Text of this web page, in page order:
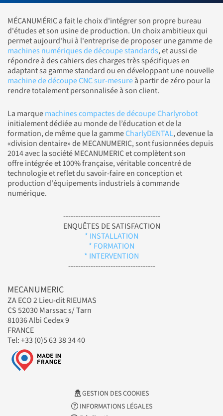
MÉCANUMÉRIC a fait le choix d'intégrer son propre bureau
d'études et son usine de production. Un choix ambitieux qui
permet aujourd'hui à l'entreprise de proposer une gamme de
machines numériques de découpe standards, et aussi de
répondre à des cahiers des charges très spécifiques en
adaptant sa gamme standard ou en développant une nouvelle
machine de découpe CNC sur-mesureà partir de zéro pour la
rendre totalement personnalisée à son client.
La marquemachines compactes de découpe Charlyrobot
initialement dédiée au monde de l’éducation et de la
formation, de même que la gammeCharlyDENTAL, devenue la
«division dentaire» de MECANUMERIC, sont fusionnées depuis
2014 avec la société MECANUMERIC et complètent son
offre intégrée et 100% française, véritable concentré de
technologie et reflet du savoir-faire en conception et
production d'équipements industriels à commande
numérique.
---------------------------------------
ENQUÊTES DE SATISFACTION
* INSTALLATION
* FORMATION
* INTERVENTION
-----------------------------------
MECANUMERIC
ZA ECO 2 Lieu-dit RIEUMAS
CS 52030 Marssac s/ Tarn
81036 Albi Cedex 9
FRANCE
Tel: +33 (0)5 63 38 34 40
GESTION DES COOKIES
INFORMATIONS LÉGALES